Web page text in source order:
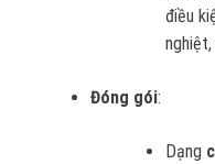
điều
Đóng gói:
Dạng